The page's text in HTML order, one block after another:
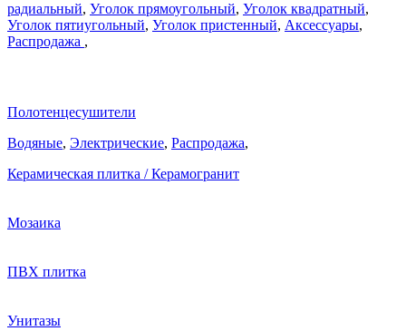
радиальный, Уголок прямоугольный, Уголок квадратный,
Уголок пятиугольный, Уголок пристенный, Аксессуары,
Распродажа ,
Полотенцесушители
Водяные, Электрические, Распродажа,
Керамическая плитка / Керамогранит
Мозаика
ПВХ плитка
Унитазы